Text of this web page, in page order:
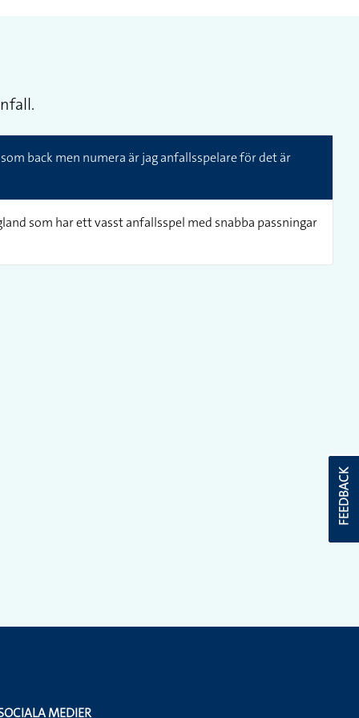
back men numera är jag anfallsspelare för det är
som har ett vasst anfallsspel med snabba passningar
FEEDBACK
MEDIER